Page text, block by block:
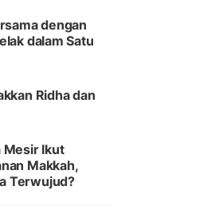
dengan
dalam Satu
Ridha dan
Mesir Ikut
Makkah,
Terwujud?